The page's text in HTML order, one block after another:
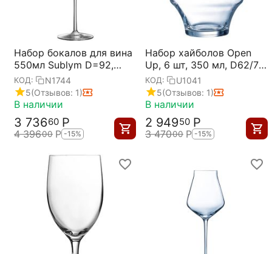
Набор бокалов для вина
550мл Sublym D=92,
H=260мм; 6 штук,
Chef&Sommelier
КОД:
N1744
5(Отзывов: 1)
В наличии
3 73660 Р
4 39600 Р -15%
Набор хайболов Open
Up, 6 шт, 350 мл, D62/77
мм, H120 мм,
Chef&Sommelier
КОД:
U1041
5(Отзывов: 1)
В наличии
2 94950 Р
3 47000 Р -15%